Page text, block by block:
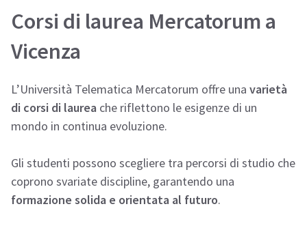
Corsi di laurea Mercatorum a
Vicenza
L’Università Telematica Mercatorum offre una varietà
di corsi di laurea che riflettono le esigenze di un
mondo in continua evoluzione.
Gli studenti possono scegliere tra percorsi di studio che
coprono svariate discipline, garantendo una
formazione solida e orientata al futuro.